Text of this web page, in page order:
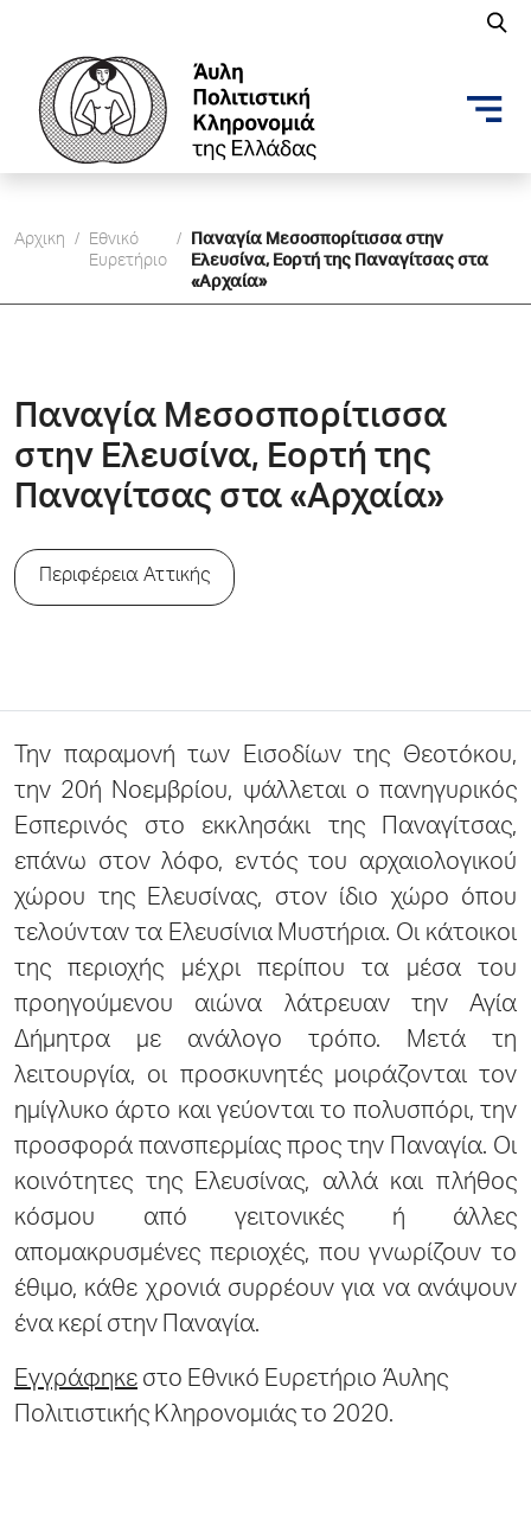
Αρχικη /
Εθνικό
Ευρετήριο
/
Παναγία Μεσοσπορίτισσα στην
Ελευσίνα, Εορτή της Παναγίτσας στα
«Αρχαία»
Παναγία Μεσοσπορίτισσα
στην Ελευσίνα, Εορτή της
Παναγίτσας στα «Αρχαία»
Περιφέρεια Αττικής
Την παραμονή των Εισοδίων της Θεοτόκου,
την 20ή Νοεμβρίου, ψάλλεται ο πανηγυρικός
Εσπερινός στο εκκλησάκι της Παναγίτσας,
επάνω στον λόφο, εντός του αρχαιολογικού
χώρου της Ελευσίνας, στον ίδιο χώρο όπου
τελούνταν τα Ελευσίνια Μυστήρια. Οι κάτοικοι
της περιοχής μέχρι περίπου τα μέσα του
προηγούμενου αιώνα λάτρευαν την Αγία
Δήμητρα με ανάλογο τρόπο. Μετά τη
λειτουργία, οι προσκυνητές μοιράζονται τον
ημίγλυκο άρτο και γεύονται το πολυσπόρι, την
προσφορά πανσπερμίας προς την Παναγία. Οι
κοινότητες της Ελευσίνας, αλλά και πλήθος
κόσμου από γειτονικές ή άλλες
απομακρυσμένες περιοχές, που γνωρίζουν το
έθιμο, κάθε χρονιά συρρέουν για να ανάψουν
ένα κερί στην Παναγία.
Εγγράφηκε στο Εθνικό Ευρετήριο Άυλης
Πολιτιστικής Κληρονομιάς το 2020.